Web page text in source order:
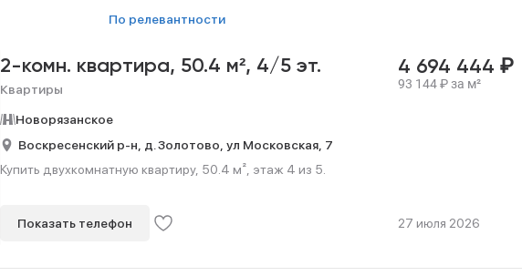
по релевантности
2-комн. квартира, 50.4 м², 4/5 эт.
Квартиры
4 694 444 ₽
93 144₽за м²
Новорязанское
Воскресенский р-н, д. Золотово, ул Московская, 7
Купить двухкомнатную квартиру, 50.4 м², этаж 4 из 5.
Показать телефон 27 июля 2026